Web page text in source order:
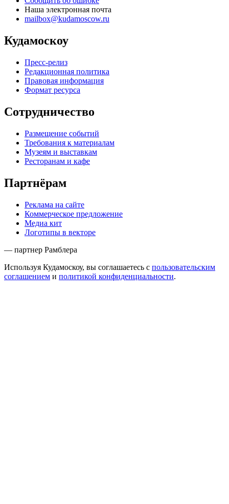
Наша электронная почта
mailbox@kudamoscow.ru
Кудамоскоу
Пресс-релиз
Редакционная политика
Правовая информация
Формат ресурса
Сотрудничество
Размещение событий
Требования к материалам
Музеям и выставкам
Ресторанам и кафе
Партнёрам
Реклама на сайте
Коммерческое предложение
Медиа кит
Логотипы в векторе
— партнер Рамблера
Используя Кудамоскоу, вы соглашаетесь с пользовательским
соглашением и политикой конфиденциальности.